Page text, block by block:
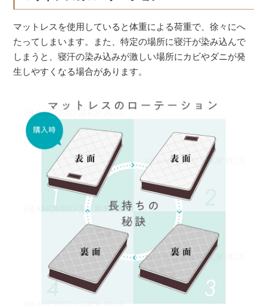
マットレスを使用していると体重による荷重で、徐々にへ
たってしまいます。また、特定の場所に寝汗が染み込んで
しまうと、寝汗の染み込みが激しい場所にカビやダニが発
生しやすくなる場合があります。